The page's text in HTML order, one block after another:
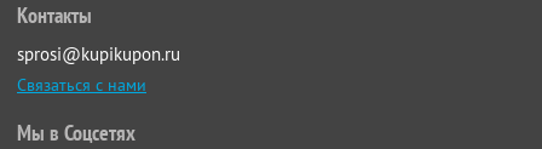
Контакты
sprosi@kupikupon.ru
Связаться с нами
Мы в Соцсетях